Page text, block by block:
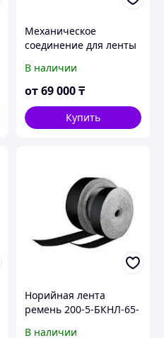
Механическое
соединение для ленты
B7
В наличии
от69 000₸
Купить
Норийная лента
ремень 200-5-БКНЛ-65-
В наличии